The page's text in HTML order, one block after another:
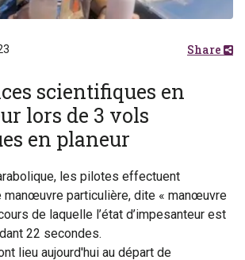
Share
scientifiques en
lors de 3 vols
en planeur
les pilotes effectuent
manœuvre particulière, dite « manœuvre
de laquelle l’état d’impesanteur est
22 secondes.
lieu aujourd'hui au départ de